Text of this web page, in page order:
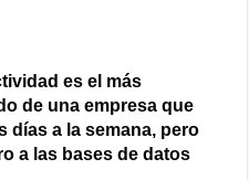
es el más
de una empresa que
días a la semana, pero
a las bases de datos